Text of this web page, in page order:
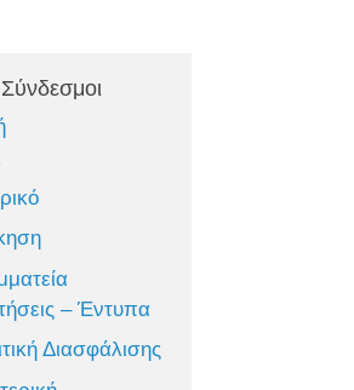
– Έντυπα
Διασφάλισης